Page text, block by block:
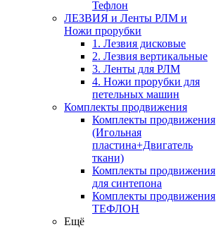
Тефлон
ЛЕЗВИЯ и Ленты РЛМ и
Ножи прорубки
1. Лезвия дисковые
2. Лезвия вертикальные
3. Ленты для РЛМ
4. Ножи прорубки для
петельных машин
Комплекты продвижения
Комплекты продвижения
(Игольная
пластина+Двигатель
ткани)
Комплекты продвижения
для синтепона
Комплекты продвижения
ТЕФЛОН
Ещё